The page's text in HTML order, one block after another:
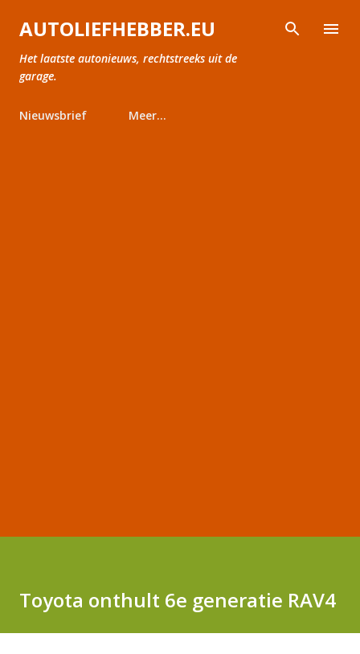
Doorgaan naar hoofdcontent
AUTOLIEFHEBBER.EU
Het laatste autonieuws, rechtstreeks uit de
garage.
Nieuwsbrief Meer…
Toyota onthult 6e generatie RAV4